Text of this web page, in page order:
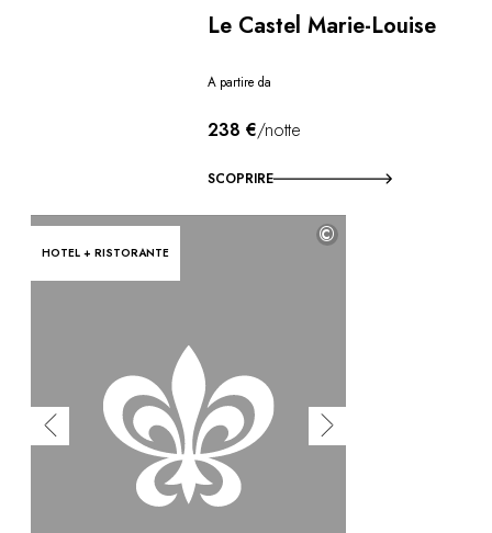
Le Castel Marie-Louise
A partire da
238 €/notte
SCOPRIRE
HOTEL + RISTORANTE
©